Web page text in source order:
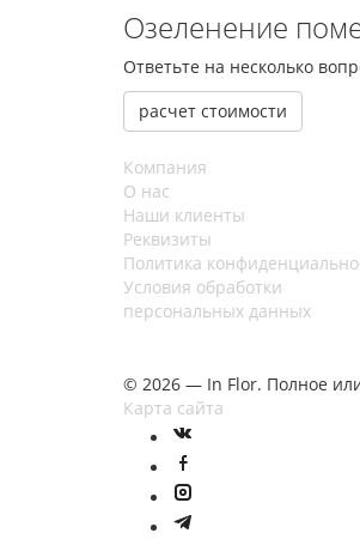
Озеленение
Ответьте на несколько
расчет стоимости
Компания
О нас
Наши клиенты
Реквизиты
Политика
Условия обработки
персональных данных
© 2026 — In Flor. Полное
Карта сайта